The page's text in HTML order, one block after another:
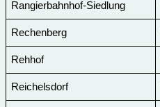
Rangierbahnhof-Siedlung
Rechenberg
Rehhof
Reichelsdorf